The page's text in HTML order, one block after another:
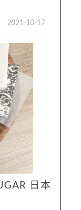
2021-10-17
日本